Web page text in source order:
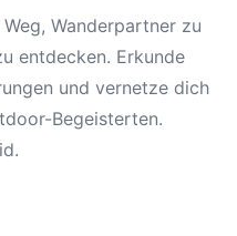
Wanderpartner zu
entdecken. Erkunde
und vernetze dich
Begeisterten.